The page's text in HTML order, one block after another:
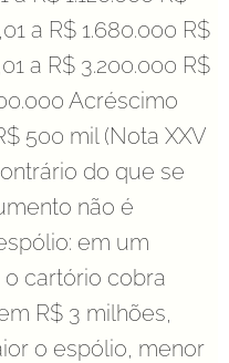
a R$ 1.680.000 R$
a R$ 3.200.000 R$
Acréscimo
500 mil (Nota XXV
do que se
não é
em um
o cartório cobra
R$ 3 milhões,
o espólio, menor